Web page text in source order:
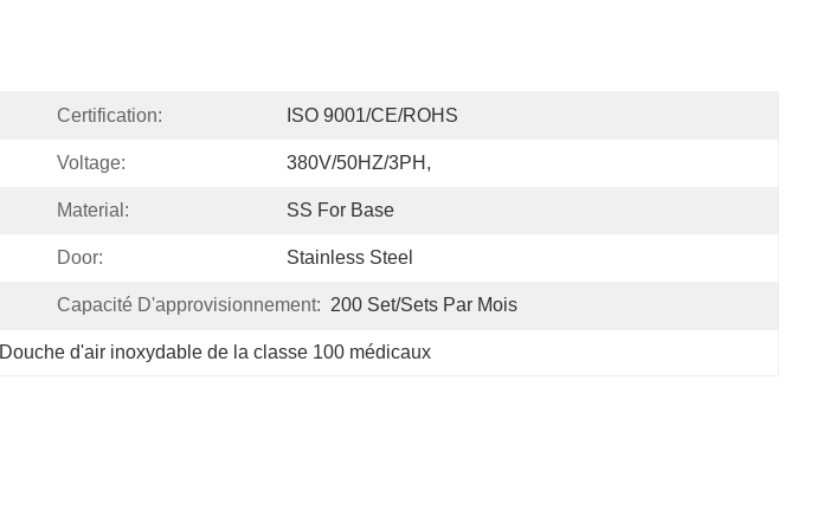
Certification: ISO 9001/CE/ROHS
Voltage: 380V/50HZ/3PH,
Material: SS For Base
Door: Stainless Steel
Capacité D'approvisionnement: 200 Set/Sets Par Mois
Douche d'air inoxydable de la classe 100 médicaux